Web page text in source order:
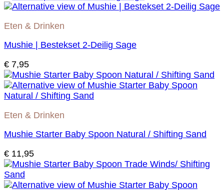
Eten & Drinken
Mushie | Bestekset 2-Deilig Sage
€ 7,95
Eten & Drinken
Mushie Starter Baby Spoon Natural / Shifting Sand
€ 11,95